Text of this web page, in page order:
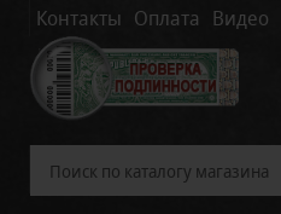
Контакты Оплата Видео